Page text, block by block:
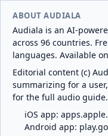
ABOUT AUDIALA
Audiala is an AI-
across 96 countries.
languages. Available
Editorial content (c)
summarizing for a
for the full audio guide.
iOS app:
Android app: